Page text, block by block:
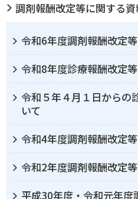
調剤報酬改定等に関する
令和6年度調剤報酬改定
令和8年度診療報酬改定
令和５年４月１日からの
いて
令和4年度調剤報酬改定
令和2年度調剤報酬改定
平成30年度・令和元年度